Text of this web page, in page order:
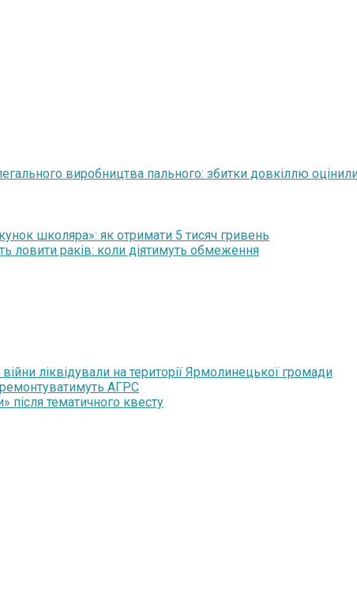
виробництва пального: збитки довкіллю
школяра»: як отримати 5 тисяч гривень
ловити раків: коли діятимуть обмеження
ліквідували на території Ярмолинецької громади
АГРС
після тематичного квесту